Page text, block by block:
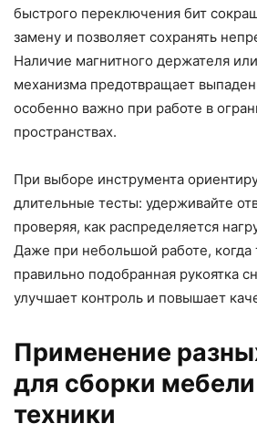
быстрого переключения бит
замену и позволяет сохранять
Наличие магнитного держателя
механизма предотвращает
особенно важно при работе в
пространствах.
При выборе инструмента
длительные тесты: удерживайте
проверяя, как распределяется
Даже при небольшой работе, когда
правильно подобранная рукоятка
улучшает контроль и повышает
Применение
для сборки
техники